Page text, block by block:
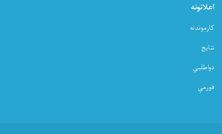
اعلانونه
کارموندنه
نتایج
دواطلبي
فورمې